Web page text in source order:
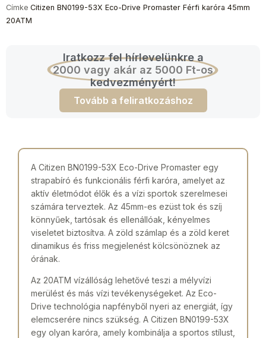
Címke Citizen BN0199-53X Eco-Drive Promaster Férfi karóra 45mm
20ATM
Iratkozz fel hírlevelünkre a
2000 vagy akár az 5000 Ft-os
kedvezményért!
Tovább a feliratkozáshoz
A Citizen BN0199-53X Eco-Drive Promaster egy
strapabíró és funkcionális férfi karóra, amelyet az
aktív életmódot élők és a vízi sportok szerelmesei
számára terveztek. Az 45mm-es ezüst tok és szíj
könnyűek, tartósak és ellenállóak, kényelmes
viseletet biztosítva. A zöld számlap és a zöld keret
dinamikus és friss megjelenést kölcsönöznek az
órának.
Az 20ATM vízállóság lehetővé teszi a mélyvízi
merülést és más vízi tevékenységeket. Az Eco-
Drive technológia napfényből nyeri az energiát, így
elemcserére nincs szükség. A Citizen BN0199-53X
egy olyan karóra, amely kombinálja a sportos stílust,